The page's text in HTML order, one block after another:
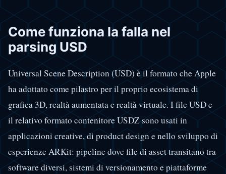
Come funziona la falla nel
parsing USD
Universal Scene Description (USD) è il formato che Apple
ha adottato come pilastro per il proprio ecosistema di
grafica 3D, realtà aumentata e realtà virtuale. I file USD e
il relativo formato contenitore USDZ sono usati in
applicazioni creative, di product design e nello sviluppo di
esperienze ARKit: pipeline dove file di asset transitano tra
software diversi, sistemi di versionamento e piattaforme